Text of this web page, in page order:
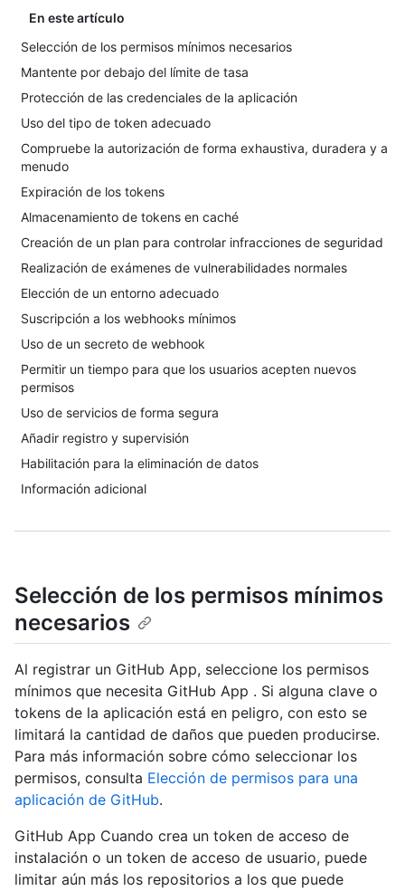
En este artículo
Selección de los permisos mínimos necesarios
Mantente por debajo del límite de tasa
Protección de las credenciales de la aplicación
Uso del tipo de token adecuado
Compruebe la autorización de forma exhaustiva, duradera y a
menudo
Expiración de los tokens
Almacenamiento de tokens en caché
Creación de un plan para controlar infracciones de seguridad
Realización de exámenes de vulnerabilidades normales
Elección de un entorno adecuado
Suscripción a los webhooks mínimos
Uso de un secreto de webhook
Permitir un tiempo para que los usuarios acepten nuevos
permisos
Uso de servicios de forma segura
Añadir registro y supervisión
Habilitación para la eliminación de datos
Información adicional
Selección de los permisos mínimos
necesarios
Al registrar un GitHub App, seleccione los permisos
mínimos que necesita GitHub App . Si alguna clave o
tokens de la aplicación está en peligro, con esto se
limitará la cantidad de daños que pueden producirse.
Para más información sobre cómo seleccionar los
permisos, consulta Elección de permisos para una
aplicación de GitHub.
GitHub App Cuando crea un token de acceso de
instalación o un token de acceso de usuario, puede
limitar aún más los repositorios a los que puede